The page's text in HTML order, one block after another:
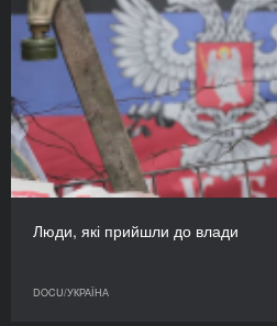
Люди, які прийшли до влади
DOCU/УКРАЇНА